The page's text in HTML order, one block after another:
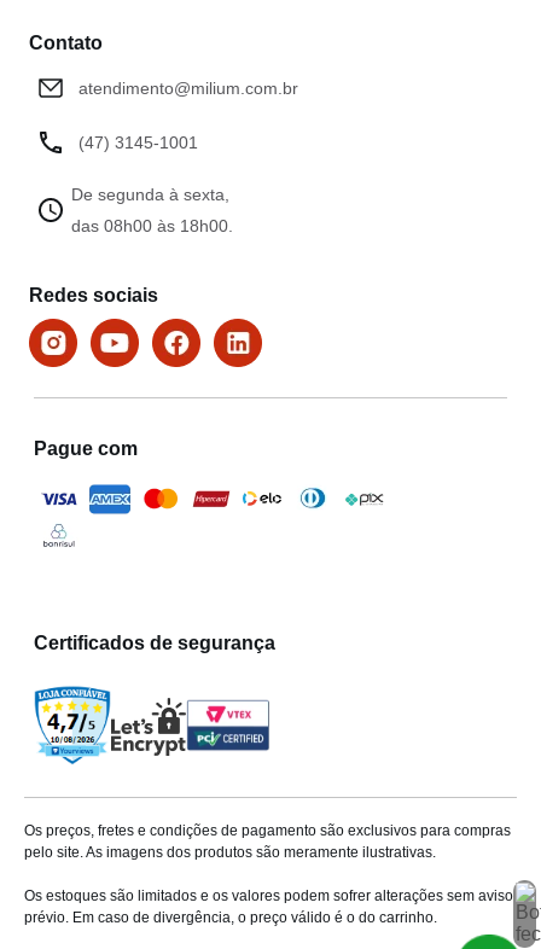
Contato
atendimento@milium.com.br
(47) 3145-1001
De segunda à sexta,
das 08h00 às 18h00.
Redes sociais
Pague com
Certificados de segurança
Os preços, fretes e condições de pagamento são exclusivos para compras
pelo site. As imagens dos produtos são meramente ilustrativas.
Os estoques são limitados e os valores podem sofrer alterações sem aviso
prévio. Em caso de divergência, o preço válido é o do carrinho.